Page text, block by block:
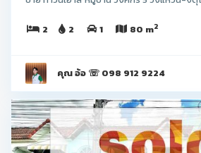
2 2 1 80 m2
คุณ อ้อ ☏ 098 912 9224